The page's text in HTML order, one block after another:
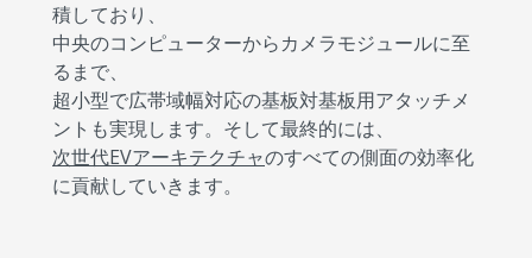
積しており、
中央のコンピューターからカメラモジュールに至
るまで、
超小型で広帯域幅対応の基板対基板用アタッチメ
ントも実現します。そして最終的には、
次世代EVアーキテクチャのすべての側面の効率化
に貢献していきます。